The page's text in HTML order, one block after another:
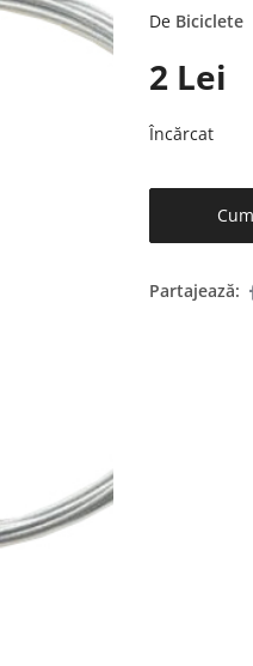
De Biciclete
2 Lei
Încărcat
Partajează: